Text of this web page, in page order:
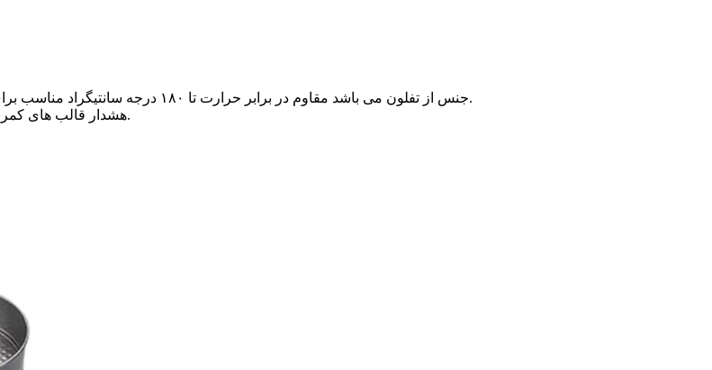
جنس از تفلون می باشد مقاوم در برابر حرارت تا ۱۸۰ درجه سانتیگراد مناسب برای پخت انواع کیک به دلیل کمربندی بودن آن به راحتی کیک از قالب جدا می شود.
هشدار قالب های کمربندی تفلون به هیچ وجه نباید دمای فر را بالاتر از ۱۸۰ درجه سانتیگراد تنظیم کرد.